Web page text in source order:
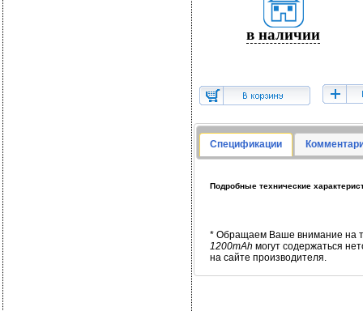
в наличии
Спецификации
Подробные технические
* Обращаем Ваше внимание на
1200mAh могут содержаться
на сайте производителя.